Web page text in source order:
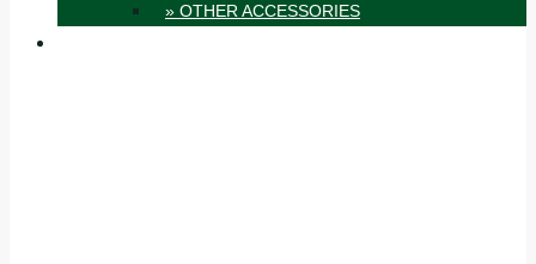
» OTHER ACCESSORIES